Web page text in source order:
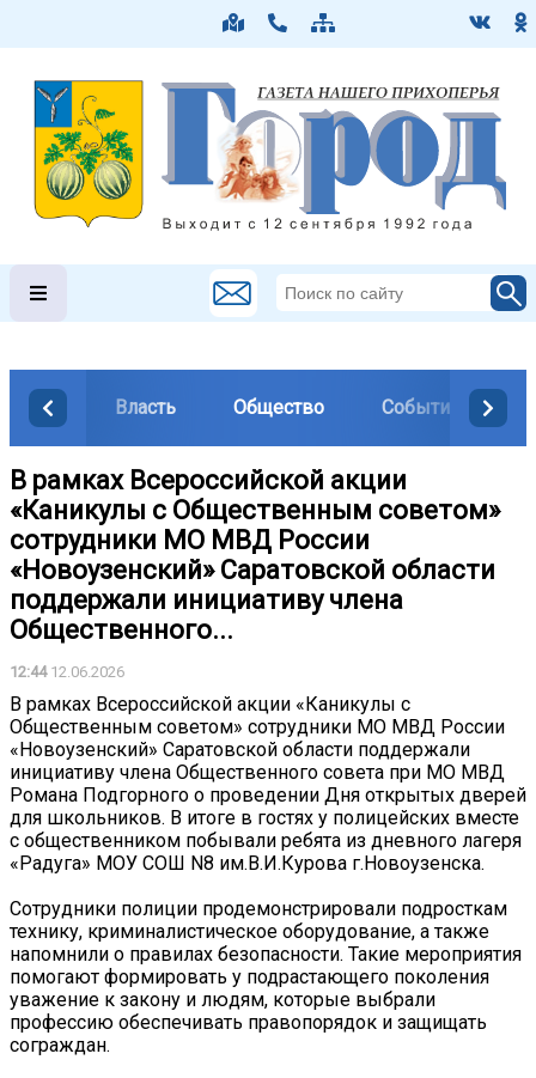
Власть Общество События
В рамках Всероссийской акции
«Каникулы с Общественным советом»
сотрудники МО МВД России
«Новоузенский» Саратовской области
поддержали инициативу члена
Общественного...
12:4412.06.2026
В рамках Всероссийской акции «Каникулы с
Общественным советом» сотрудники МО МВД России
«Новоузенский» Саратовской области поддержали
инициативу члена Общественного совета при МО МВД
Романа Подгорного о проведении Дня открытых дверей
для школьников. В итоге в гостях у полицейских вместе
с общественником побывали ребята из дневного лагеря
«Радуга» МОУ СОШ N8 им.В.И.Курова г.Новоузенска.
Сотрудники полиции продемонстрировали подросткам
технику, криминалистическое оборудование, а также
напомнили о правилах безопасности. Такие мероприятия
помогают формировать у подрастающего поколения
уважение к закону и людям, которые выбрали
профессию обеспечивать правопорядок и защищать
сограждан.